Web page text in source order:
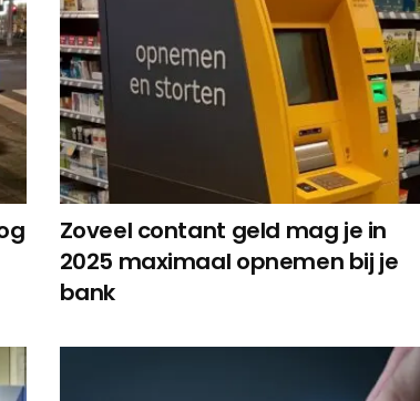
Zoveel contant geld mag je in
2025 maximaal opnemen bij je
bank